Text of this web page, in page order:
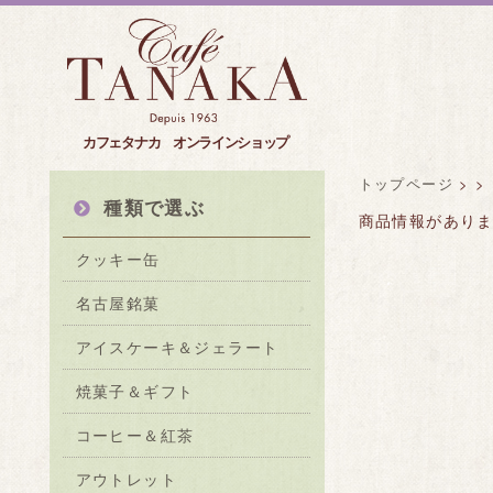
カフェタナカ オンラインショップ
種類で選ぶ
クッキー缶
名古屋銘菓
アイスケーキ＆ジェラート
焼菓子＆ギフト
コーヒー＆紅茶
アウトレット
トップページ > >
商品情報があり